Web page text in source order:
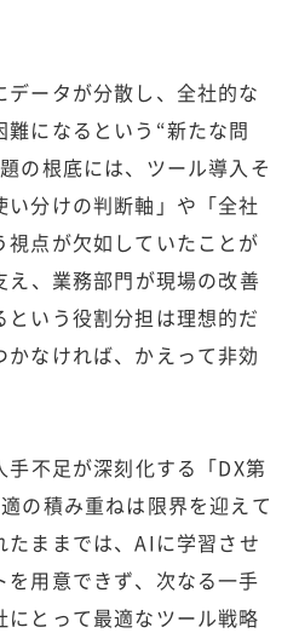
ータが分散し、全社的な
になるという“新たな問
の根底には、ツール導入そ
分けの判断軸」や「全社
点が欠如していたことが
、業務部門が現場の改善
いう役割分担は理想的だ
なければ、かえって非効
不足が深刻化する「DX第
の積み重ねは限界を迎えて
たままでは、AIに学習させ
用意できず、次なる一手
とって最適なツール戦略